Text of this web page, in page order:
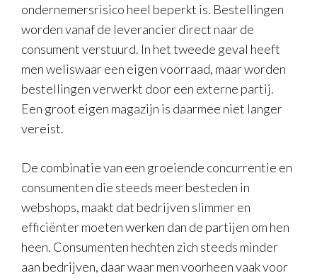
ondernemersrisico heel beperkt is. Bestellingen
worden vanaf de leverancier direct naar de
consument verstuurd. In het tweede geval heeft
men weliswaar een eigen voorraad, maar worden
bestellingen verwerkt door een externe partij.
Een groot eigen magazijn is daarmee niet langer
vereist.
De combinatie van een groeiende concurrentie en
consumenten die steeds meer besteden in
webshops, maakt dat bedrijven slimmer en
efficiënter moeten werken dan de partijen om hen
heen. Consumenten hechten zich steeds minder
aan bedrijven, daar waar men voorheen vaak voor